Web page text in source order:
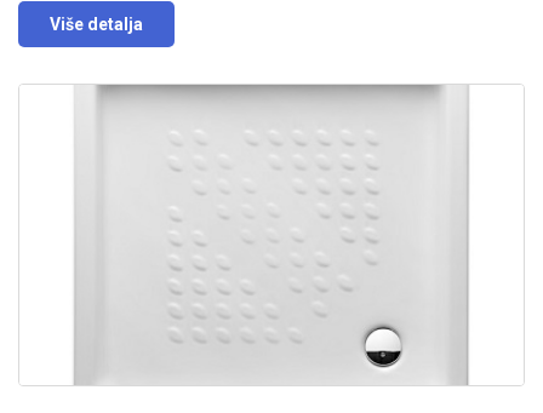
Više detalja